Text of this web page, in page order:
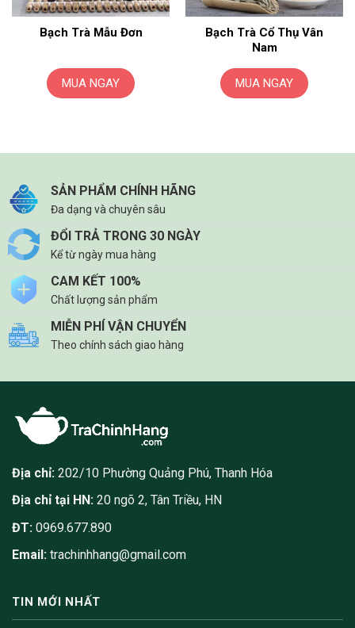
Bạch Trà Mẫu Đơn
MUA NGAY
Bạch Trà Cổ Thụ Vân
Nam
MUA NGAY
SẢN PHẨM CHÍNH HÃNG
Đa dạng và chuyên sâu
ĐỔI TRẢ TRONG 30 NGÀY
Kể từ ngày mua hàng
CAM KẾT 100%
Chất lượng sản phẩm
MIỄN PHÍ VẬN CHUYỂN
Theo chính sách giao hàng
Địa chỉ: 202/10 Phường Quảng Phú, Thanh Hóa
Địa chỉ tại HN: 20 ngõ 2, Tân Triều, HN
ĐT: 0969.677.890
Email: trachinhhang@gmail.com
TIN MỚI NHẤT